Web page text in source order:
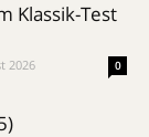
Klassik-Test
2026 0